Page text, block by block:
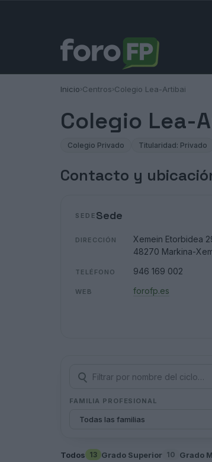
Inicio›Centros›Colegio Lea-Artibai
Colegio Lea-
Colegio Privado Titularidad: Privado
Contacto y
SEDE Sede
DIRECCIÓN
Xemein Etorbidea
48270 Markina-
TELÉFONO 946 169 002
WEB forofp.es
FAMILIA PROFESIONAL
Todos 13 Grado Superior 10 Grado